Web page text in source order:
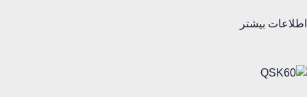
اطلاعات بیشتر